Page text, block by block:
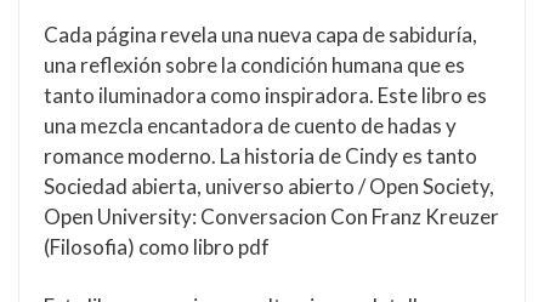
Cada página revela una nueva capa de sabiduría,
una reflexión sobre la condición humana que es
tanto iluminadora como inspiradora. Este libro es
una mezcla encantadora de cuento de hadas y
romance moderno. La historia de Cindy es tanto
Sociedad abierta, universo abierto / Open Society,
Open University: Conversacion Con Franz Kreuzer
(Filosofia) como libro pdf